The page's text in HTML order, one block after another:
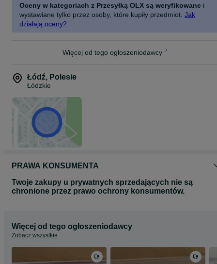
Oceny w kategoriach z Przesyłką OLX są weryfikowane i
wystawiane tylko przez osoby, które kupiły przedmiot. Jak
działają oceny?
Więcej od tego ogłoszeniodawcy
Łódź, Polesie
Łódzkie
PRAWA KONSUMENTA
Twoje zakupy u prywatnych sprzedających nie są
chronione przez prawo ochrony konsumentów.
Więcej od tego ogłoszeniodawcy
Zobacz wszystkie